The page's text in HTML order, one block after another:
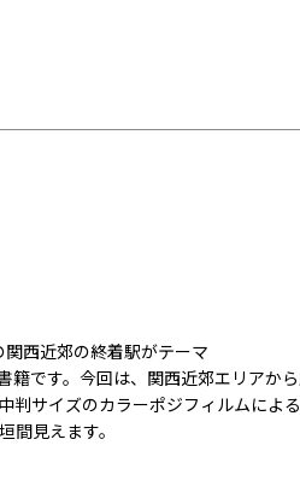
西近郊の終着駅がテーマ
籍です。今回は、関西近郊エリアか
判サイズのカラーポジフィルムによ
間見えます。